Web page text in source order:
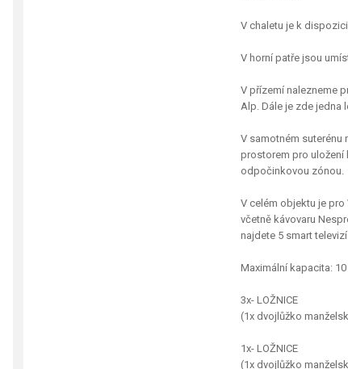
V chaletu je k
V horní patře jsou
V přízemí nalezneme
Alp. Dále je zde jedna
V samotném suterénu
prostorem pro uložení
odpočinkovou zónou.
V celém objektu je pro
včetně kávovaru
najdete 5 smart
Maximální kapacita:
3x- LOŽNICE
(1x dvojlůžko
1x- LOŽNICE
(1x dvojlůžko